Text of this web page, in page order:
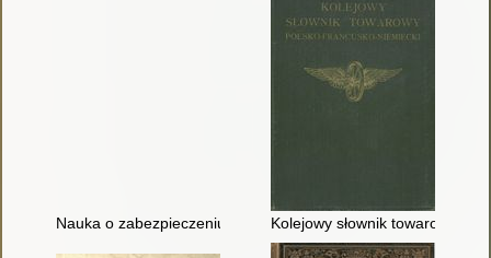
Nauka o zabezpieczeniu ruchu pociągów : podręcznik dla
Kolejowy słownik towarowy